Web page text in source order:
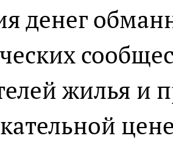
денег
жилья и